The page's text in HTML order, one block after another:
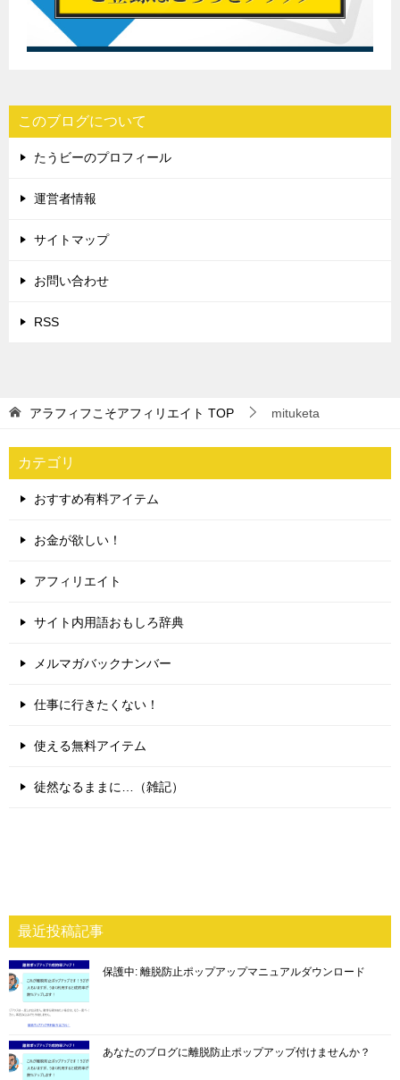
このブログについて
たうビーのプロフィール
運営者情報
サイトマップ
お問い合わせ
RSS
アラフィフこそアフィリエイト TOP mituketa
カテゴリ
おすすめ有料アイテム
お金が欲しい！
アフィリエイト
サイト内用語おもしろ辞典
メルマガバックナンバー
仕事に行きたくない！
使える無料アイテム
徒然なるままに…（雑記）
最近投稿記事
保護中: 離脱防止ポップアップマニュアルダウンロード
あなたのブログに離脱防止ポップアップ付けませんか？